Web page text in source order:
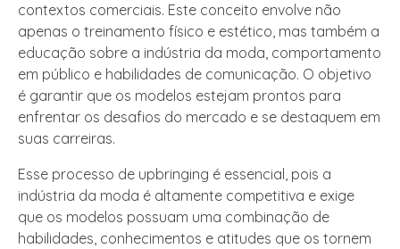
contextos comerciais. Este conceito envolve não
apenas o treinamento físico e estético, mas também a
educação sobre a indústria da moda, comportamento
em público e habilidades de comunicação. O objetivo
é garantir que os modelos estejam prontos para
enfrentar os desafios do mercado e se destaquem em
suas carreiras.
Esse processo de upbringing é essencial, pois a
indústria da moda é altamente competitiva e exige
que os modelos possuam uma combinação de
habilidades, conhecimentos e atitudes que os tornem